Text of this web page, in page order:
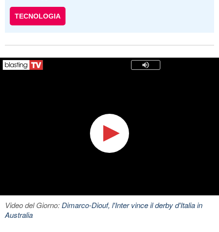
TECNOLOGIA
Video del Giorno:Dimarco-Diouf, l'Inter vince il derby d'Italia in
Australia